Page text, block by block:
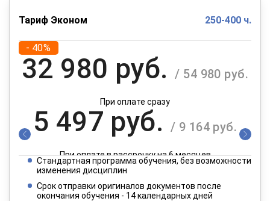
Тариф Эконом 250-400 ч.
- 40%
32 980 руб. / 54 980 руб.
При оплате сразу
5 497 руб. / 9 164 руб.
При оплате в рассрочку на 6 месяцев
2 749 руб.
Стандартная программа обучения, без возможности
изменения дисциплин
Срок отправки оригиналов документов после
окончания обучения - 14 календарных дней